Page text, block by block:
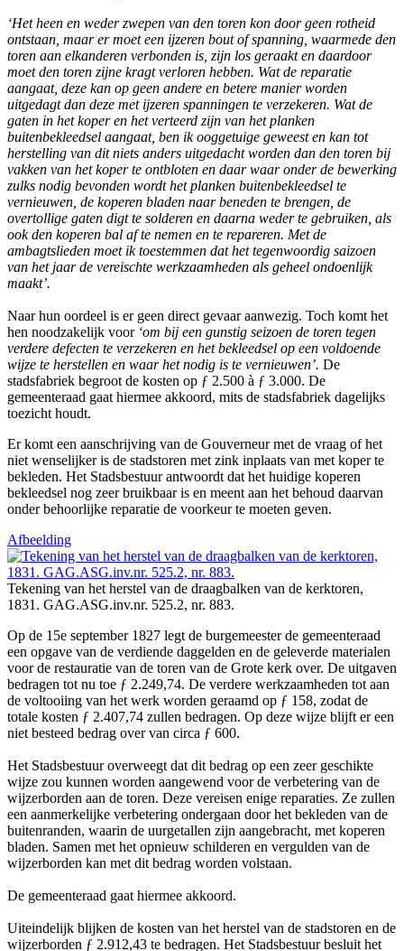
‘Het heen en weder zwepen van den toren kon door geen rotheid
ontstaan, maar er moet een ijzeren bout of spanning, waarmede den
toren aan elkanderen verbonden is, zijn los geraakt en daardoor
moet den toren zijne kragt verloren hebben. Wat de reparatie
aangaat, deze kan op geen andere en betere manier worden
uitgedagt dan deze met ijzeren spanningen te verzekeren. Wat de
gaten in het koper en het verteerd zijn van het planken
buitenbekleedsel aangaat, ben ik ooggetuige geweest en kan tot
herstelling van dit niets anders uitgedacht worden dan den toren bij
vakken van het koper te ontbloten en daar waar onder de bewerking
zulks nodig bevonden wordt het planken buitenbekleedsel te
vernieuwen, de koperen bladen naar beneden te brengen, de
overtollige gaten digt te solderen en daarna weder te gebruiken, als
ook den koperen bal af te nemen en te repareren. Met de
ambagtslieden moet ik toestemmen dat het tegenwoordig saizoen
van het jaar de vereischte werkzaamheden als geheel ondoenlijk
maakt’.
Naar hun oordeel is er geen direct gevaar aanwezig. Toch komt het
hen noodzakelijk voor ‘om bij een gunstig seizoen de toren tegen
verdere defecten te verzekeren en het bekleedsel op een voldoende
wijze te herstellen en waar het nodig is te vernieuwen’. De
stadsfabriek begroot de kosten op ƒ 2.500 à ƒ 3.000. De
gemeenteraad gaat hiermee akkoord, mits de stadsfabriek dagelijks
toezicht houdt.
Er komt een aanschrijving van de Gouverneur met de vraag of het
niet wenselijker is de stadstoren met zink inplaats van met koper te
bekleden. Het Stadsbestuur antwoordt dat het huidige koperen
bekleedsel nog zeer bruikbaar is en meent aan het behoud daarvan
onder behoorlijke reparatie de voorkeur te moeten geven.
Afbeelding
Tekening van het herstel van de draagbalken van de kerktoren,
1831. GAG.ASG.inv.nr. 525.2, nr. 883.
Op de 15e september 1827 legt de burgemeester de gemeenteraad
een opgave van de verdiende daggelden en de geleverde materialen
voor de restauratie van de toren van de Grote kerk over. De uitgaven
bedragen tot nu toe ƒ 2.249,74. De verdere werkzaamheden tot aan
de voltooiing van het werk worden geraamd op ƒ 158, zodat de
totale kosten ƒ 2.407,74 zullen bedragen. Op deze wijze blijft er een
niet besteed bedrag over van circa ƒ 600.
Het Stadsbestuur overweegt dat dit bedrag op een zeer geschikte
wijze zou kunnen worden aangewend voor de verbetering van de
wijzerborden aan de toren. Deze vereisen enige reparaties. Ze zullen
een aanmerkelijke verbetering ondergaan door het bekleden van de
buitenranden, waarin de uurgetallen zijn aangebracht, met koperen
bladen. Samen met het opnieuw schilderen en vergulden van de
wijzerborden kan met dit bedrag worden volstaan.
De gemeenteraad gaat hiermee akkoord.
Uiteindelijk blijken de kosten van het herstel van de stadstoren en de
wijzerborden ƒ 2.912,43 te bedragen. Het Stadsbestuur besluit het